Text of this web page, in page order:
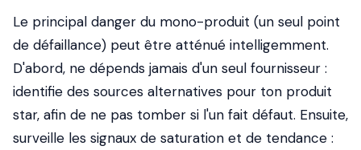
Le principal danger du mono-produit (un seul point
de défaillance) peut être atténué intelligemment.
D'abord, ne dépends jamais d'un seul fournisseur :
identifie des sources alternatives pour ton produit
star, afin de ne pas tomber si l'un fait défaut. Ensuite,
surveille les signaux de saturation et de tendance :